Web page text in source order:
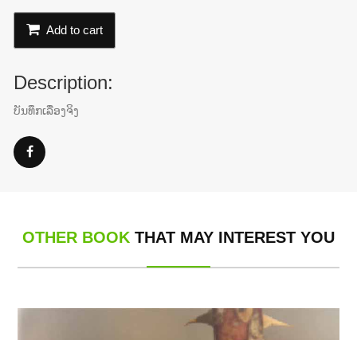
Add to cart
Description:
ບັນທຶກເລື່ອງຈິງ
OTHER BOOK THAT MAY INTEREST YOU